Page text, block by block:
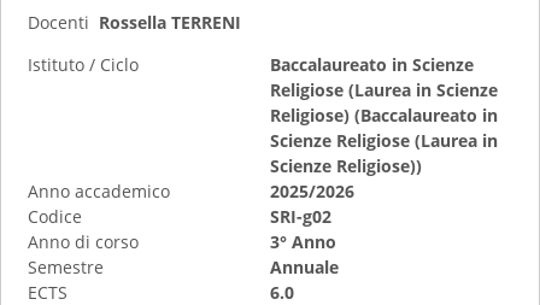
Docenti Rossella TERRENI
Istituto / Ciclo
Baccalaureato in Scienze
Religiose (Laurea in Scienze
Religiose) (Baccalaureato in
Scienze Religiose (Laurea in
Scienze Religiose))
Anno accademico
2025/2026
Codice
SRI-g02
Anno di corso
3° Anno
Semestre
Annuale
ECTS
6.0